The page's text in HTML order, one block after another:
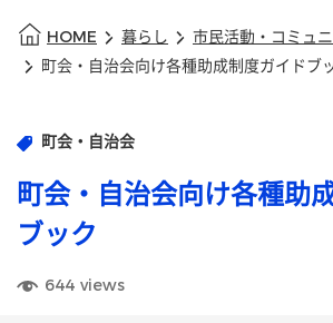
HOME 暮らし 市民活動・コミュ
町会・自治会向け各種助成制度ガイドブ
町会・自治会
町会・自治会向け各種助
ブック
644 views